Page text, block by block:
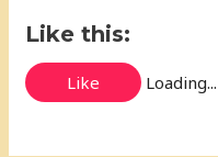
Like this:
Like Loading...